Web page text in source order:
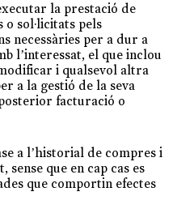
la prestació de
sol·licitats pels
necessàries per a dur a
l’interessat, el que inclou
i qualsevol altra
a la gestió de la seva
facturació o
a l’historial de compres i
sense que en cap cas es
que comportin efectes